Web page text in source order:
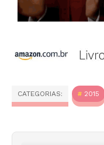
CATEGORIAS: 2015